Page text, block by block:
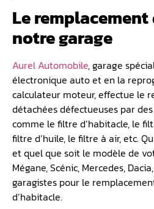
Le
notre garage
Aurel Automobile, garage
électronique auto et en la
calculateur moteur, effectue le
détachées défectueuses par
comme le filtre d’habitacle, le
filtre d’huile, le filtre à air, etc.
et quel que soit le modèle de
Mégane, Scénic, Mercedes,
garagistes pour le
d’habitacle.